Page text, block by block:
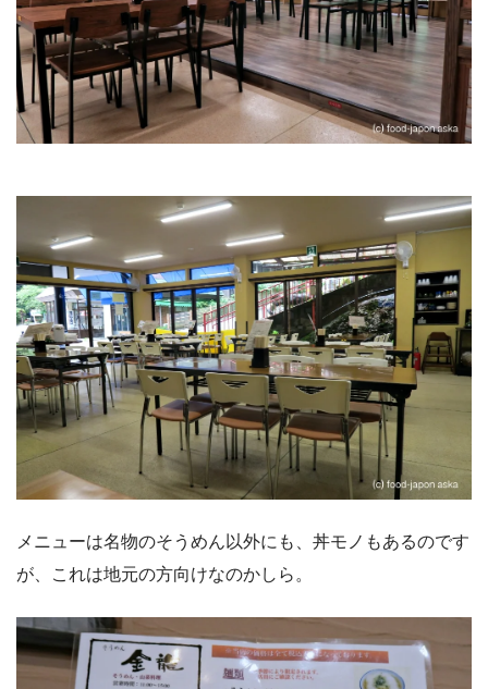
メニューは名物のそうめん以外にも、丼モノもあるのです
が、これは地元の方向けなのかしら。